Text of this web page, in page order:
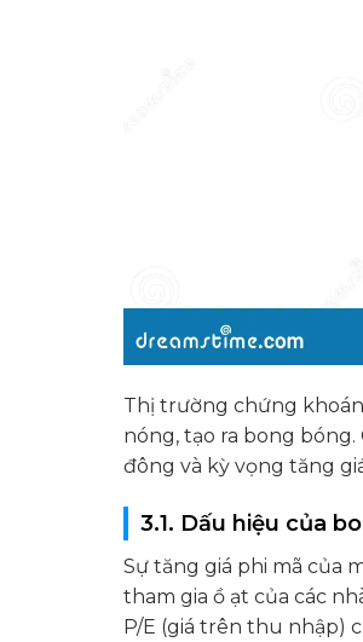
Thị trường chứng
nóng, tạo ra bong bóng.
đông và kỳ vọng tăng
3.1. Dấu hiệu của
Sự tăng giá phi mã của
tham gia ồ ạt của các
P/E (giá trên thu nhập)